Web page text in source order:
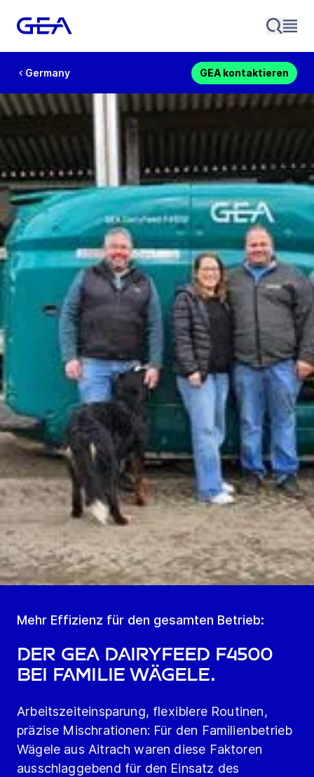
Germany GEA kontaktieren
Mehr Effizienz für den gesamten Betrieb:
Der GEA DairyFeed F4500
bei Familie Wägele.
Arbeitszeiteinsparung, flexiblere Routinen,
präzise Mischrationen: Für den Familienbetrieb
Wägele aus Aitrach waren diese Faktoren
ausschlaggebend für den Einsatz des